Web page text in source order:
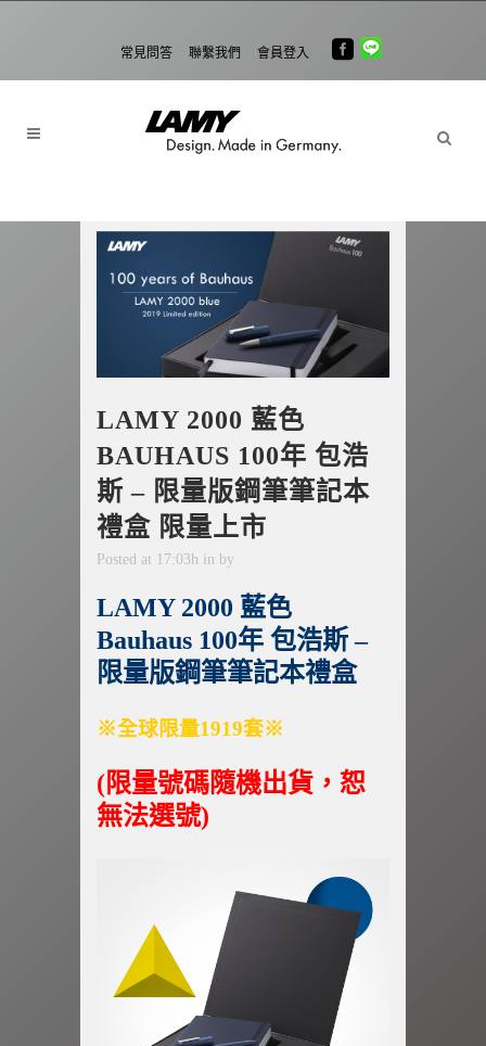
常見問答 聯繫我們 會員登入
LAMY 2000 藍色
BAUHAUS 100年 包浩
斯 – 限量版鋼筆筆記本
禮盒 限量上市
Posted at 17:03h in by
LAMY 2000 藍色
Bauhaus 100年 包浩斯 –
限量版鋼筆筆記本禮盒
※全球限量1919套※
(限量號碼隨機出貨，恕
無法選號)